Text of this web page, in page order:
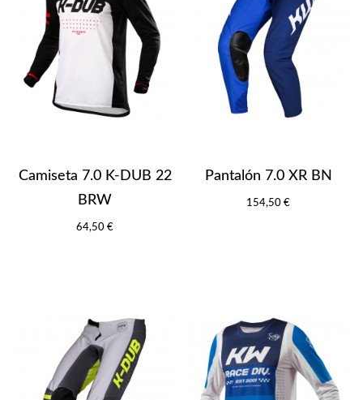
Camiseta 7.0 K-DUB 22
BRW
64,50 €
Pantalón 7.0 XR BN
154,50 €